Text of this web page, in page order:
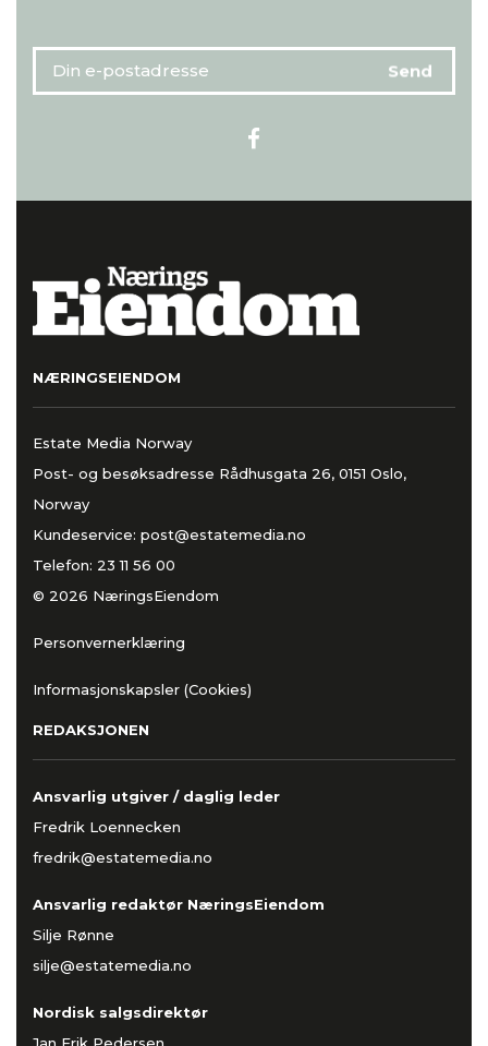
NÆRINGSEIENDOM
Estate Media Norway
Post- og besøksadresse Rådhusgata 26, 0151 Oslo,
Norway
Kundeservice: post@estatemedia.no
Telefon: 23 11 56 00
© 2026 NæringsEiendom
Personvernerklæring
Informasjonskapsler (Cookies)
REDAKSJONEN
Ansvarlig utgiver / daglig leder
Fredrik Loennecken
fredrik@estatemedia.no
Ansvarlig redaktør NæringsEiendom
Silje Rønne
silje@estatemedia.no
Nordisk salgsdirektør